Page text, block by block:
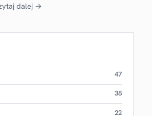
dalej →
47
38
22